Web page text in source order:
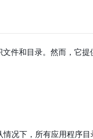
件和目录。然而，它提
况下，所有应用程序目